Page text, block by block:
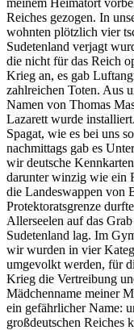
Reiches gezogen. In
wohnten plötzlich vier
Sudetenland verjagt
die nicht für das Reich
Krieg an, es gab
zahlreichen Toten. Aus
Namen von Thomas
Lazarett wurde
Spagat, wie es bei uns
nachmittags gab es
wir deutsche
darunter winzig wie ein
die Landeswappen von
Protektoratsgrenze
Allerseelen auf das
Sudetenland lag. Im
wir wurden in vier
umgevolkt werden, für
Krieg die Vertreibung
Mädchenname meiner
ein gefährlicher Name:
großdeutschen Reiches